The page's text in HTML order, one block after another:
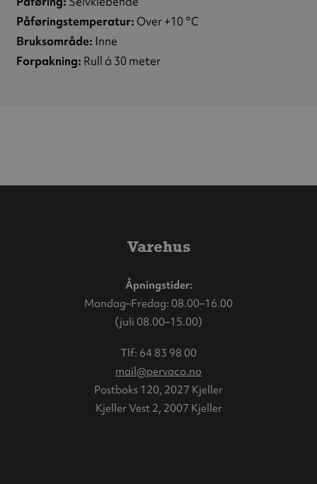
Påføringstemperatur: Over +10 °C
Bruksområde: Inne
Forpakning: Rull á 30 meter
Varehus
Åpningstider:
Mandag–Fredag: 08.00–16.00
(juli 08.00–15.00)
Tlf: 64 83 98 00
mail@pervaco.no
Postboks 120, 2027 Kjeller
Kjeller Vest 2, 2007 Kjeller